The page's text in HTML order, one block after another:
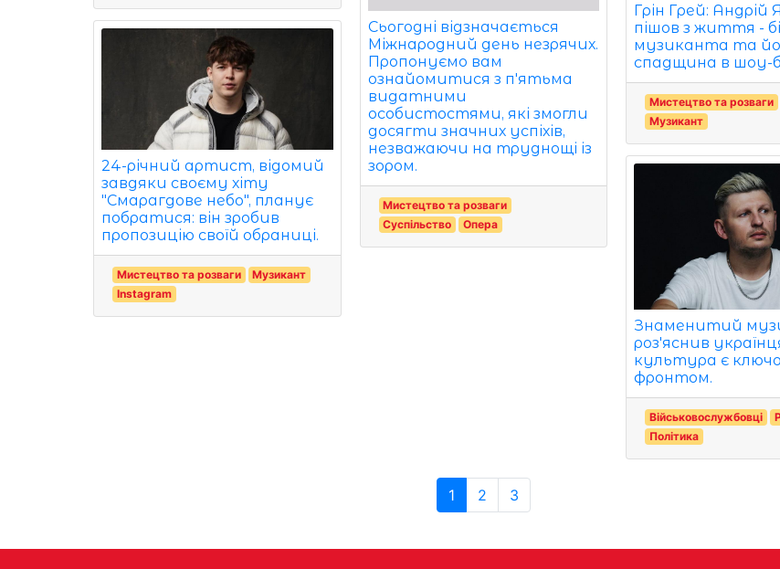
24-річний артист, відомий
завдяки своєму хіту
"Смарагдове небо", планує
побратися: він зробив
пропозицію своїй обраниці.
Мистецтво та розваги
Музикант
Instagram
Сьогодні відзначається
Міжнародний день незрячих.
Пропонуємо вам
ознайомитися з п'ятьма
видатними
особистостями, які змогли
досягти значних успіхів,
незважаючи на труднощі із
зором.
Мистецтво та розваги
Суспільство
Опера
Грін Грей: Андрій
пішов з життя -
музиканта та
спадщина в шоу-
Мистецтво та розваги
Музикант
Знаменитий
роз'яснив
культура є
фронтом.
Військовослужбовці
Політика
1 2 3